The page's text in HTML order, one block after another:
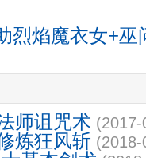
烈焰魔衣女+巫
师诅咒术
炼狂风斩